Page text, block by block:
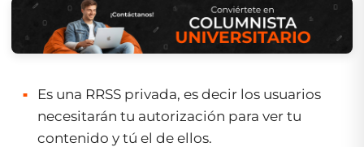
Es una RRSS privada, es decir los usuarios
necesitarán tu autorización para ver tu
contenido y tú el de ellos.